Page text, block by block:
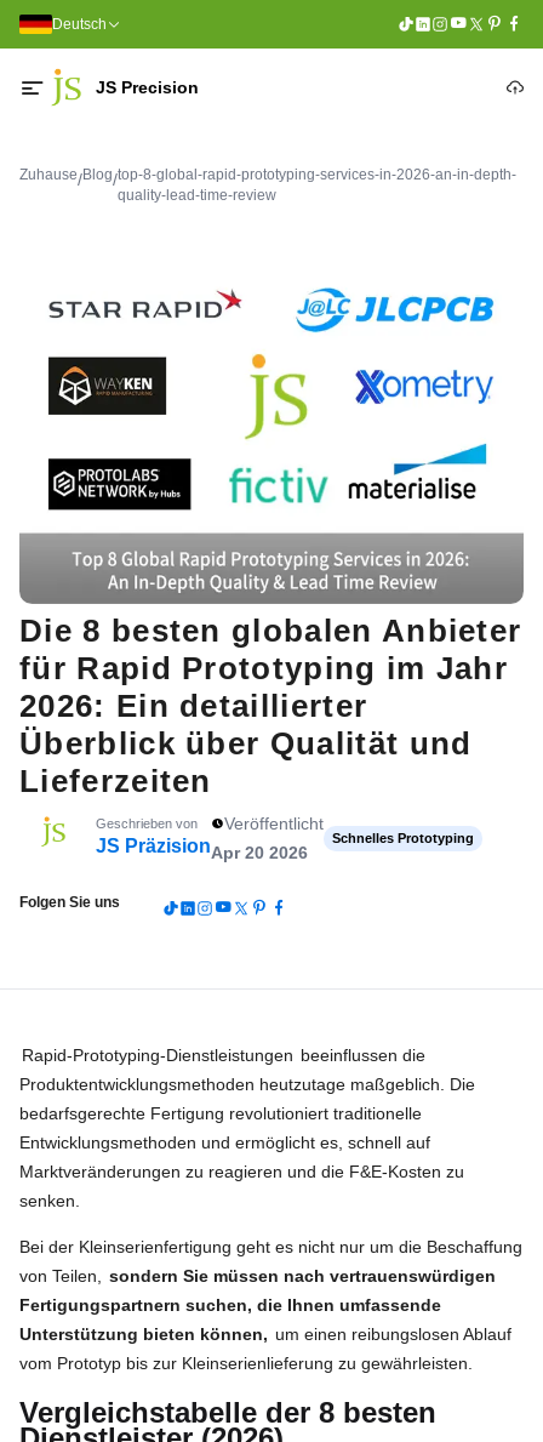
Deutsch
JS Precision
Zuhause/Blog/top-8-global-rapid-prototyping-services-in-2026-an-in-depth-
quality-lead-time-review
Die 8 besten globalen Anbieter
für Rapid Prototyping im Jahr
2026: Ein detaillierter
Überblick über Qualität und
Lieferzeiten
Geschrieben von
JS Präzision
Veröffentlicht
Apr 20 2026
Schnelles Prototyping
Folgen Sie uns
Rapid-Prototyping-Dienstleistungen beeinflussen die
Produktentwicklungsmethoden heutzutage maßgeblich. Die
bedarfsgerechte Fertigung revolutioniert traditionelle
Entwicklungsmethoden und ermöglicht es, schnell auf
Marktveränderungen zu reagieren und die F&E-Kosten zu
senken.
Bei der Kleinserienfertigung geht es nicht nur um die Beschaffung
von Teilen,
sondern Sie müssen nach vertrauenswürdigen
Fertigungspartnern suchen, die Ihnen umfassende
Unterstützung bieten können, um einen reibungslosen Ablauf
vom Prototyp bis zur Kleinserienlieferung zu gewährleisten.
Vergleichstabelle der 8 besten